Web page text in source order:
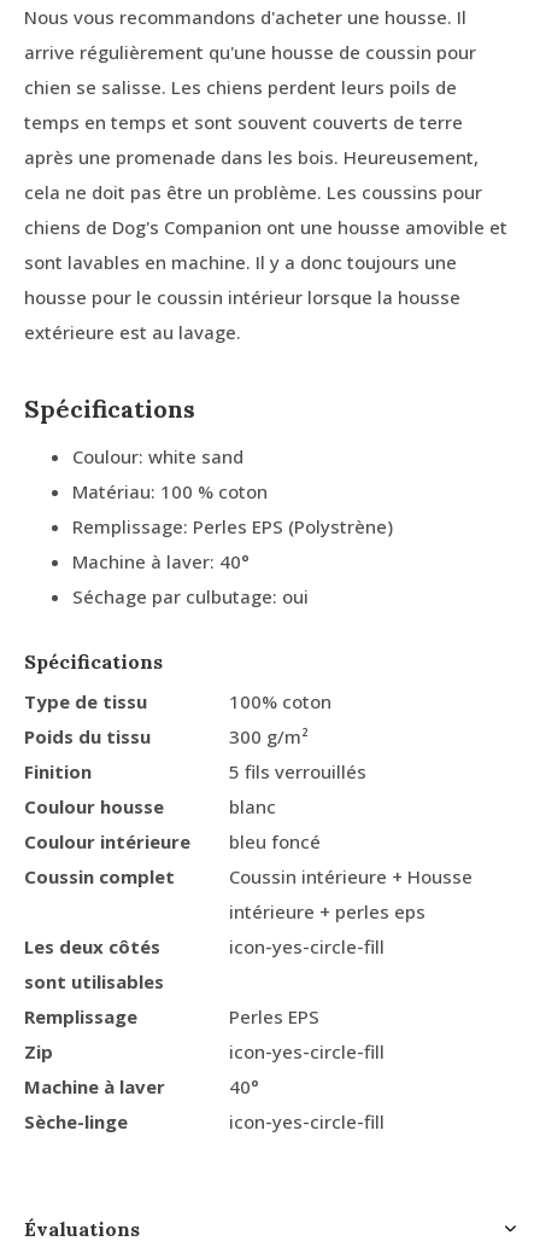
Nous vous recommandons d'acheter une housse. Il
arrive régulièrement qu'une housse de coussin pour
chien se salisse. Les chiens perdent leurs poils de
temps en temps et sont souvent couverts de terre
après une promenade dans les bois. Heureusement,
cela ne doit pas être un problème. Les coussins pour
chiens de Dog's Companion ont une housse amovible et
sont lavables en machine. Il y a donc toujours une
housse pour le coussin intérieur lorsque la housse
extérieure est au lavage.
Spécifications
Coulour: white sand
Matériau: 100 % coton
Remplissage: Perles EPS (Polystrène)
Machine à laver: 40°
Séchage par culbutage: oui
Spécifications
Type de tissu
100% coton
Poids du tissu
300 g/m²
Finition
5 fils verrouillés
Coulour housse
blanc
Coulour intérieure
bleu foncé
Coussin complet
Coussin intérieure + Housse
intérieure + perles eps
Les deux côtés
sont utilisables
icon-yes-circle-fill
Remplissage
Perles EPS
Zip
icon-yes-circle-fill
Machine à laver
40°
Sèche-linge
icon-yes-circle-fill
Évaluations